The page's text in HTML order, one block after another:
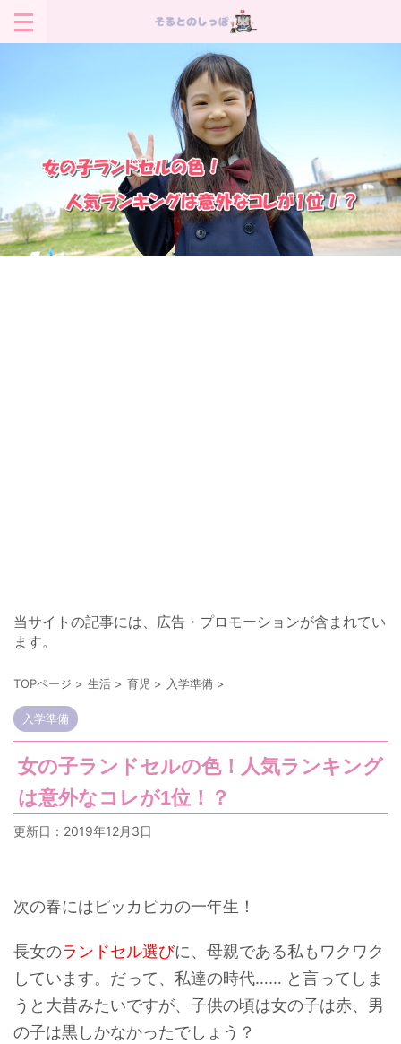
当サイトの記事には、広告・プロモーションが含まれてい
ます。
TOPページ > 生活 > 育児 > 入学準備 >
入学準備
女の子ランドセルの色！人気ランキング
は意外なコレが1位！？
更新日： 2019年12月3日
次の春にはピッカピカの一年生！
長女のランドセル選びに、母親である私もワクワク
しています。だって、私達の時代…… と言ってしま
うと大昔みたいですが、子供の頃は女の子は赤、男
の子は黒しかなかったでしょう？